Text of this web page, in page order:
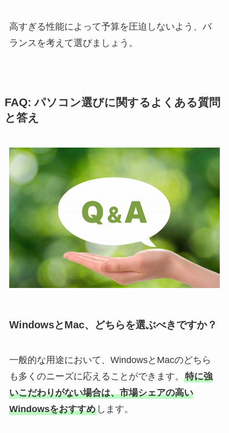
高すぎる性能によって予算を圧迫しないよう、バ
ランスを考えて選びましょう。
FAQ: パソコン選びに関するよくある質問
と答え
WindowsとMac、どちらを選ぶべきですか？
一般的な用途において、WindowsとMacのどちら
も多くのニーズに応えることができます。 特に強
いこだわりがない場合は、市場シェアの高い
Windowsをおすすめします。